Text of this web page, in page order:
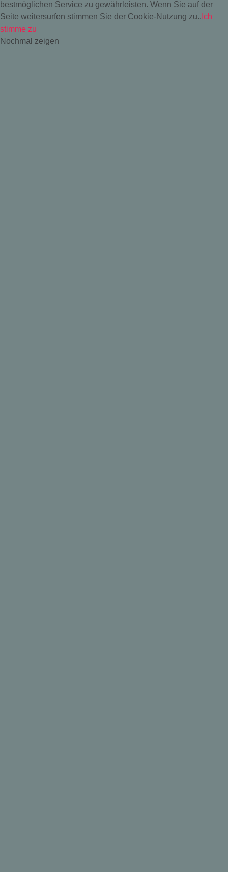
bestmöglichen Service zu gewährleisten. Wenn Sie auf der
Seite weitersurfen stimmen Sie der Cookie-Nutzung zu.. Ich
stimme zu
Nochmal zeigen